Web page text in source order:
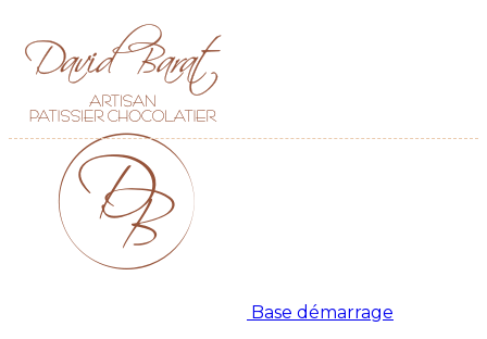
Base démarrage